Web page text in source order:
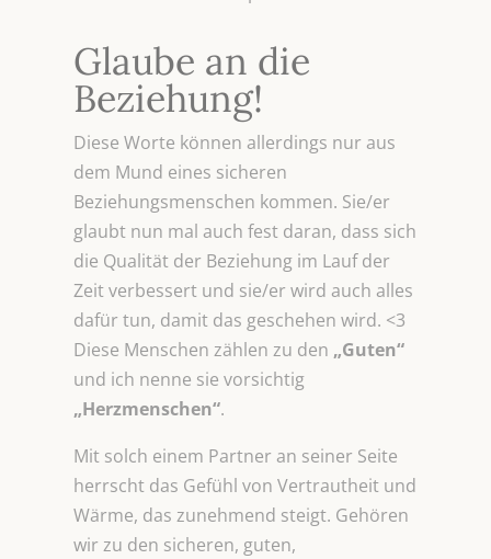
Glaube an die
Beziehung!
Diese Worte können allerdings nur aus
dem Mund eines sicheren
Beziehungsmenschen kommen. Sie/er
glaubt nun mal auch fest daran, dass sich
die Qualität der Beziehung im Lauf der
Zeit verbessert und sie/er wird auch alles
dafür tun, damit das geschehen wird. <3
Diese Menschen zählen zu den „Guten“
und ich nenne sie vorsichtig
„Herzmenschen“.
Mit solch einem Partner an seiner Seite
herrscht das Gefühl von Vertrautheit und
Wärme, das zunehmend steigt. Gehören
wir zu den sicheren, guten,